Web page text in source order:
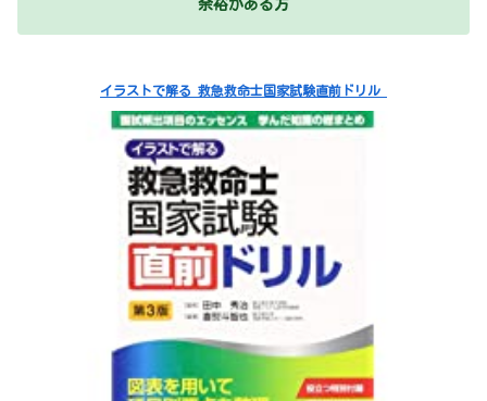
余裕がある方
イラストで解る 救急救命士国家試験直前ドリル